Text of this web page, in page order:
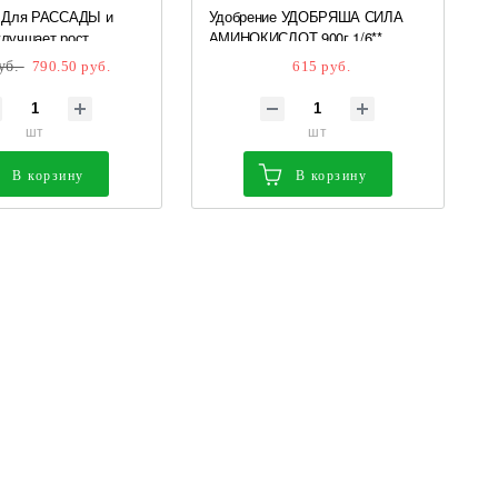
РАССАДЫ и
рост,
и укрепляет
750 гр *
790.50 руб.
шт
В корзину
Удобрение УДОБРЯША СИЛА
АМИНОКИСЛОТ 900г 1/6**
615 руб.
шт
В корзину